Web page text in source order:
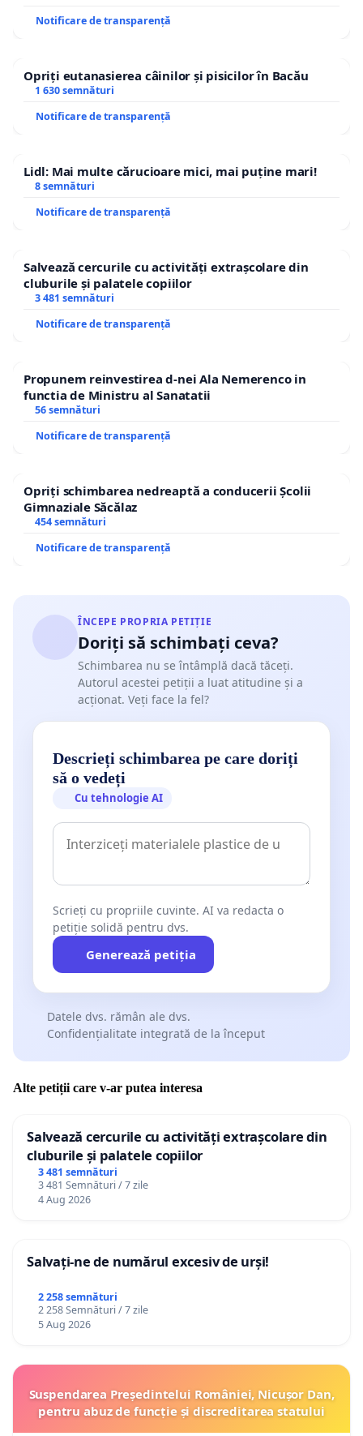
Notificare de transparență
Opriți eutanasierea câinilor și pisicilor în Bacău
1 630 semnături
Notificare de transparență
Lidl: Mai multe cărucioare mici, mai puține mari!
8 semnături
Notificare de transparență
Salvează cercurile cu activități extrașcolare din
cluburile și palatele copiilor
3 481 semnături
Notificare de transparență
Propunem reinvestirea d-nei Ala Nemerenco in
functia de Ministru al Sanatatii
56 semnături
Notificare de transparență
Opriți schimbarea nedreaptă a conducerii Școlii
Gimnaziale Săcălaz
454 semnături
Notificare de transparență
ÎNCEPE PROPRIA PETIȚIE
Doriți să schimbați ceva?
Schimbarea nu se întâmplă dacă tăceți.
Autorul acestei petiții a luat atitudine și a
acționat. Veți face la fel?
Descrieți schimbarea pe care doriți
să o vedeți
Cu tehnologie AI
Scrieți cu propriile cuvinte. AI va redacta o
petiție solidă pentru dvs.
Generează petiția
Datele dvs. rămân ale dvs.
Confidențialitate integrată de la început
Alte petiții care v-ar putea interesa
Salvează cercurile cu activități extrașcolare din
cluburile și palatele copiilor
3 481 semnături
3 481 Semnături / 7 zile
4 Aug 2026
Salvați-ne de numărul excesiv de urși!
2 258 semnături
2 258 Semnături / 7 zile
5 Aug 2026
Suspendarea Președintelui României, Nicușor Dan,
pentru abuz de funcție și discreditarea statului